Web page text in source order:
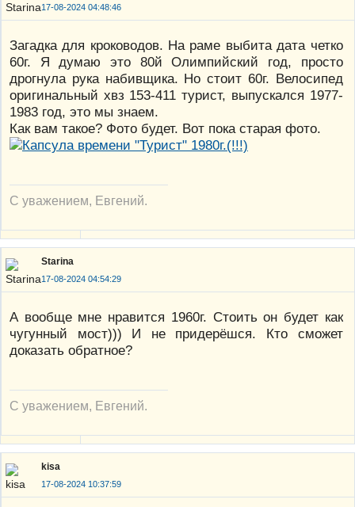
17-08-2024 04:48:46
Загадка для кроководов. На раме выбита дата четко
60г. Я думаю это 80й Олимпийский год, просто
дрогнула рука набивщика. Но стоит 60г. Велосипед
оригинальный хвз 153-411 турист, выпускался 1977-
1983 год, это мы знаем.
Как вам такое? Фото будет. Вот пока старая фото.
С уважением, Евгений.
Starina
17-08-2024 04:54:29
А вообще мне нравится 1960г. Стоить он будет как
чугунный мост))) И не придерёшся. Кто сможет
доказать обратное?
С уважением, Евгений.
kisa
17-08-2024 10:37:59